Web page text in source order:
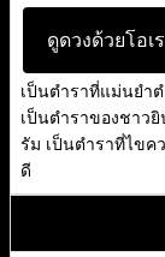
ดูดวงด้วยโอเ
เป็นตำราที่แม่นยำ
เป็นตำราของชาว
รัม เป็นตำราที่ไขค
ดี